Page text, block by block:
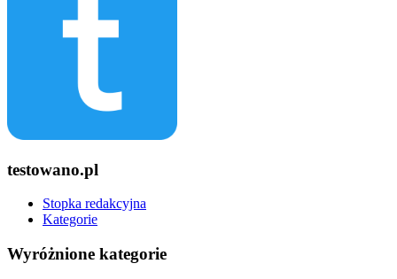
testowano.pl
Stopka redakcyjna
Kategorie
Wyróżnione kategorie